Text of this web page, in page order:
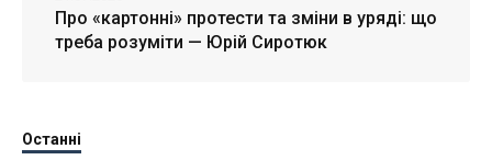
Про «картонні» протести та зміни в уряді: що
треба розуміти — Юрій Сиротюк
Останні